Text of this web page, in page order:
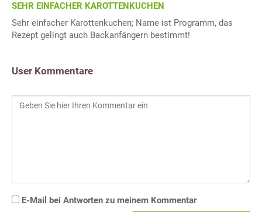
SEHR EINFACHER KAROTTENKUCHEN
Sehr einfacher Karottenkuchen; Name ist Programm, das
Rezept gelingt auch Backanfängern bestimmt!
User Kommentare
E-Mail bei Antworten zu meinem Kommentar